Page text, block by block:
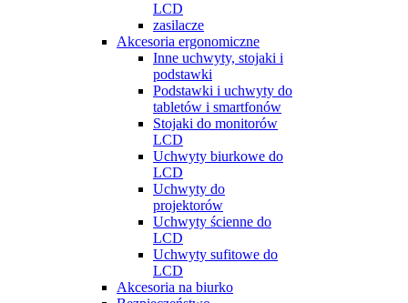
LCD
zasilacze
Akcesoria ergonomiczne
Inne uchwyty, stojaki i
podstawki
Podstawki i uchwyty do
tabletów i smartfonów
Stojaki do monitorów
LCD
Uchwyty biurkowe do
LCD
Uchwyty do
projektorów
Uchwyty ścienne do
LCD
Uchwyty sufitowe do
LCD
Akcesoria na biurko